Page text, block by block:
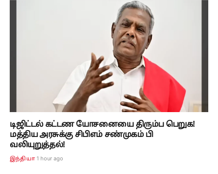
டிஜிட்டல் கட்டண யோசனையை திரும்ப பெறுக!
மத்திய அரசுக்கு சிபிஎம் சண்முகம் பி
வலியுறுத்தல்!
இந்தியா 1 hour ago